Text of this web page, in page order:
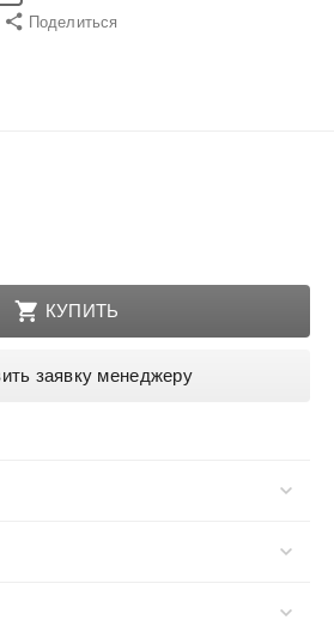
Поделиться
КУПИТЬ
заявку менеджеру